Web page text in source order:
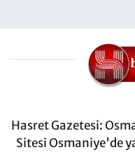
Hasret Gazetesi:
Sitesi Osmaniye'de